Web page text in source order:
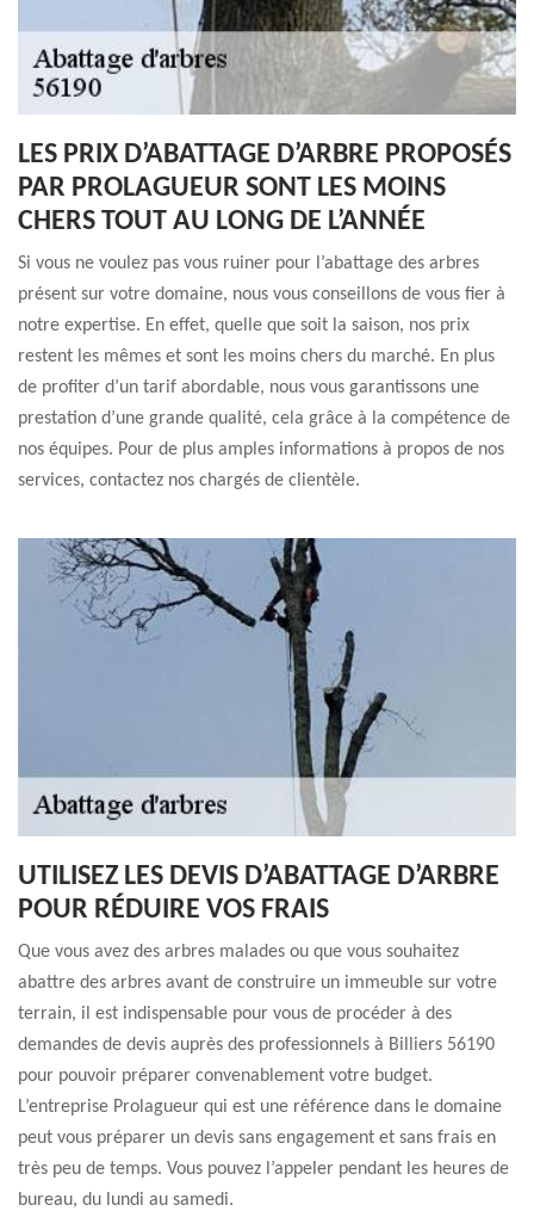
LES PRIX D’ABATTAGE D’ARBRE PROPOSÉS
PAR PROLAGUEUR SONT LES MOINS
CHERS TOUT AU LONG DE L’ANNÉE
Si vous ne voulez pas vous ruiner pour l’abattage des arbres
présent sur votre domaine, nous vous conseillons de vous fier à
notre expertise. En effet, quelle que soit la saison, nos prix
restent les mêmes et sont les moins chers du marché. En plus
de profiter d’un tarif abordable, nous vous garantissons une
prestation d’une grande qualité, cela grâce à la compétence de
nos équipes. Pour de plus amples informations à propos de nos
services, contactez nos chargés de clientèle.
UTILISEZ LES DEVIS D’ABATTAGE D’ARBRE
POUR RÉDUIRE VOS FRAIS
Que vous avez des arbres malades ou que vous souhaitez
abattre des arbres avant de construire un immeuble sur votre
terrain, il est indispensable pour vous de procéder à des
demandes de devis auprès des professionnels à Billiers 56190
pour pouvoir préparer convenablement votre budget.
L’entreprise Prolagueur qui est une référence dans le domaine
peut vous préparer un devis sans engagement et sans frais en
très peu de temps. Vous pouvez l’appeler pendant les heures de
bureau, du lundi au samedi.